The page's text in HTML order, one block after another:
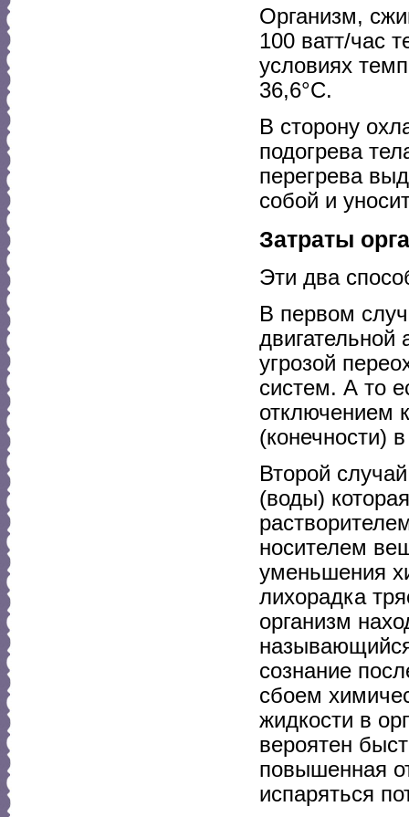
Организм,
100 ватт/час
условиях
36,6°С.
В сторону
подогрева
перегрева
собой и
Затраты
Эти два
В первом
двигательной
угрозой
систем. А то
отключением
(конечности)
Второй
(воды)
носителем
уменьшения
лихорадка
организм
сознание
сбоем
жидкости в
вероятен
повышенная
испаряться